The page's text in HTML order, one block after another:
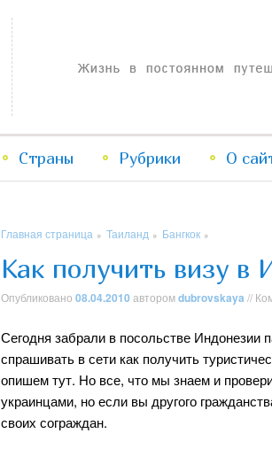
Жизнь в постоянном путешествии
Страны Рубрики О
Главная страница » Таиланд » Бангкок »
Как получить визу в
Опубликовано 08.04.2010 авторомdubrovskaya //
Сегодня забрали в посольстве Индонезии
спрашивать в сети как получить
опишем тут. Но все, что мы знаем и
украинцами, но если вы другого
своих сограждан.